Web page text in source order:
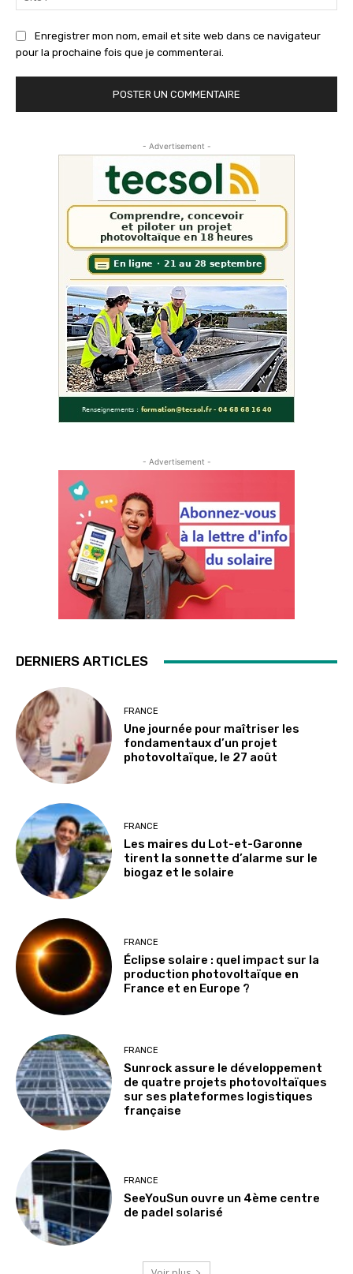
:
Enregistrer mon nom, email et site web dans ce navigateur
pour la prochaine fois que je commenterai.
- Advertisement -
- Advertisement -
DERNIERS ARTICLES
FRANCE
Une journée pour maîtriser les
fondamentaux d’un projet
photovoltaïque, le 27 août
FRANCE
Les maires du Lot-et-Garonne
tirent la sonnette d’alarme sur le
biogaz et le solaire
FRANCE
Éclipse solaire : quel impact sur la
production photovoltaïque en
France et en Europe ?
FRANCE
Sunrock assure le développement
de quatre projets photovoltaïques
sur ses plateformes logistiques
française
FRANCE
SeeYouSun ouvre un 4ème centre
de padel solarisé